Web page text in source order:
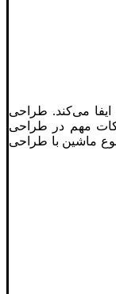
می‌کند. طراحی
نکات مهم در طراحی
ماشین با طراحی